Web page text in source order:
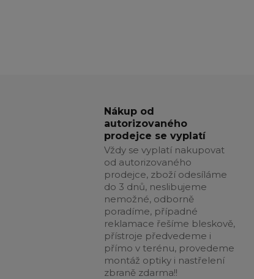
Nákup od
autorizovaného
prodejce se vyplatí
Vždy se vyplatí nakupovat
od autorizovaného
prodejce, zboží odesíláme
do 3 dnů, neslibujeme
nemožné, odborně
poradíme, případné
reklamace řešíme bleskově,
přístroje předvedeme i
přímo v terénu, provedeme
montáž optiky i nastřelení
zbraně zdarma!!